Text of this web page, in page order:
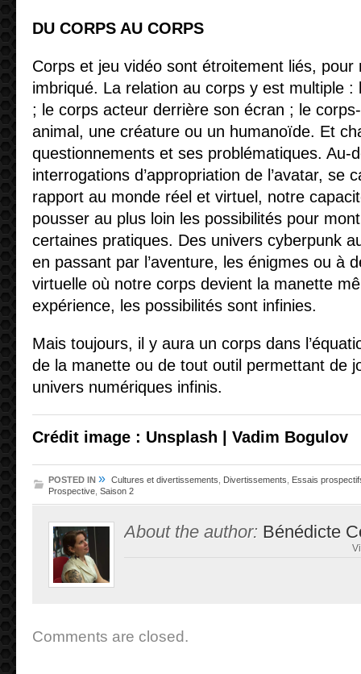
DU CORPS AU CORPS
Corps et jeu vidéo sont étroitement liés,
imbriqué. La relation au corps y est multiple
; le corps acteur derrière son écran ; le
animal, une créature ou un humanoïde. Et
questionnements et ses problématiques. Au-
interrogations d’appropriation de l’avatar, se
rapport au monde réel et virtuel, notre
pousser au plus loin les possibilités pour
certaines pratiques. Des univers cyberpunk
en passant par l’aventure, les énigmes ou à
virtuelle où notre corps devient la manette
expérience, les possibilités sont infinies.
Mais toujours, il y aura un corps dans
de la manette ou de tout outil permettant de
univers numériques infinis.
Crédit image : Unsplash | Vadim Bogulov
POSTED IN » Cultures et divertissements Divertissements
Essais
Prospective Saison 2
About the author: Bénédicte
Comments are closed.